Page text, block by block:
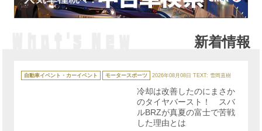
新着情報
カ
テ
ゴ
自動車イベント・カーイベント モータースポーツ 2026年08月08日 TEXT: 雪岡直樹
冷却は改善したのにまさか
のタイヤバースト！ スバ
ルBRZが真夏の富士で苦戦
した理由とは